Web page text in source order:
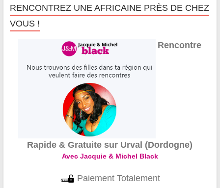
RENCONTREZ UNE AFRICAINE PRÈS DE CHEZ
VOUS !
Rencontre
Rapide & Gratuite sur Urval (Dordogne)
Avec Jacquie & Michel Black
Paiement Totalement